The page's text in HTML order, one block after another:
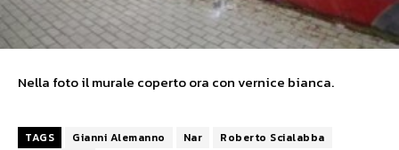
Nella foto il murale coperto ora con vernice bianca.
TAGS Gianni Alemanno Nar
Roberto Scialabba